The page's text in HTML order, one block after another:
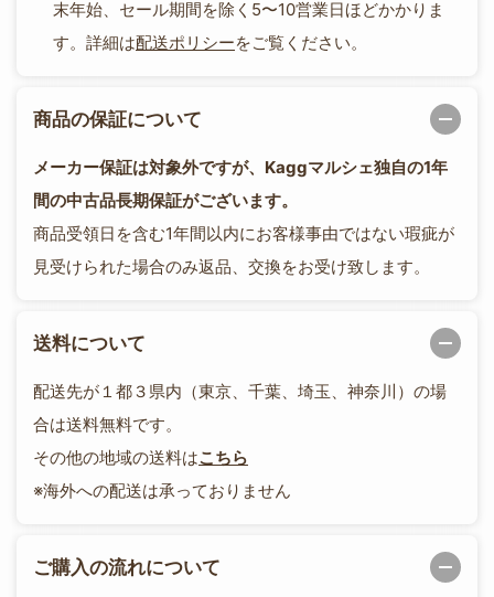
末年始、セール期間を除く5〜10営業日ほどかかりま
す。詳細は配送ポリシーをご覧ください。
商品の保証について
メーカー保証は対象外ですが、Kaggマルシェ独自の1年
間の中古品長期保証がございます。
商品受領日を含む1年間以内にお客様事由ではない瑕疵が
見受けられた場合のみ返品、交換をお受け致します。
送料について
配送先が１都３県内（東京、千葉、埼玉、神奈川）の場
合は送料無料です。
その他の地域の送料はこちら
※海外への配送は承っておりません
ご購入の流れについて